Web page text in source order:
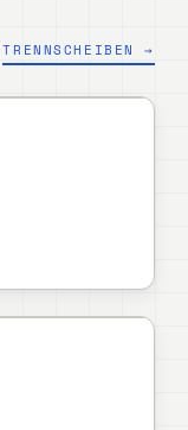
TRENNSCHEIBEN →